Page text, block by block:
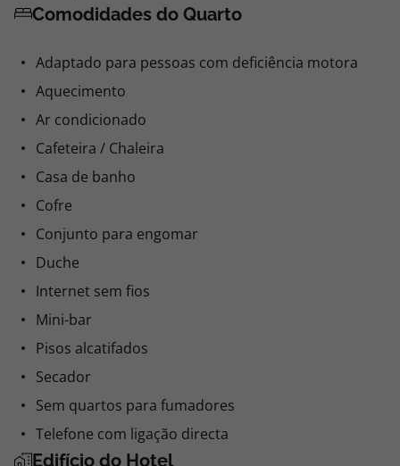
Comodidades do Quarto
Adaptado para pessoas com deficiência motora
Aquecimento
Ar condicionado
Cafeteira / Chaleira
Casa de banho
Cofre
Conjunto para engomar
Duche
Internet sem fios
Mini-bar
Pisos alcatifados
Secador
Sem quartos para fumadores
Telefone com ligação directa
Edifício do Hotel